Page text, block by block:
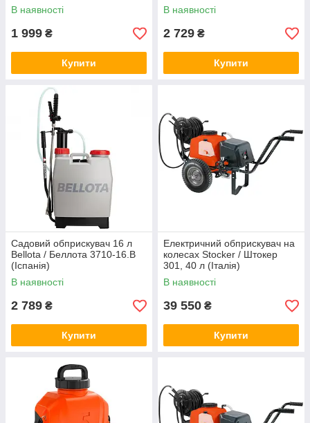
В наявності
1 999 ₴
Купити
В наявності
2 729 ₴
Купити
Садовий обприскувач 16 л
Bellota / Беллота 3710-16.B
(Іспанія)
В наявності
2 789 ₴
Купити
Електричний обприскувач на
колесах Stocker / Штокер
301, 40 л (Італія)
В наявності
39 550 ₴
Купити